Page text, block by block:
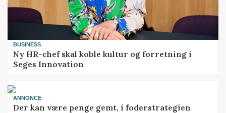
BUSINESS
Ny HR-chef skal koble kultur og forretning i
Seges Innovation
ANNONCE
Der kan være penge gemt, i foderstrategien